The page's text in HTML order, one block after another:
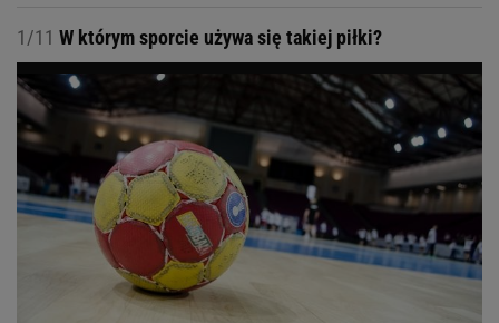
1/11 W którym sporcie używa się takiej piłki?